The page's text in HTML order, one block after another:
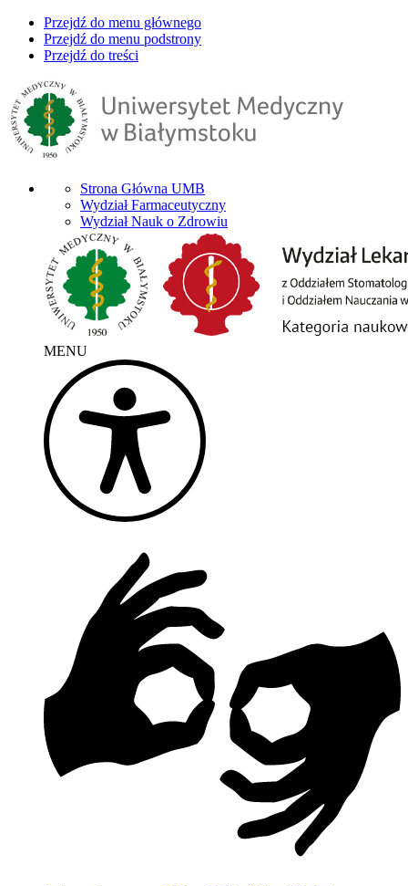
Przejdź do menu głównego
Przejdź do menu podstrony
Przejdź do treści
Strona Główna UMB
Wydział Farmaceutyczny
Wydział Nauk o Zdrowiu
MENU